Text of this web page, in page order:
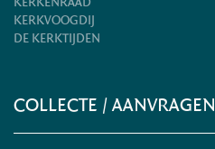
KERKVOOGDIJ
DE KERKTIJDEN
COLLECTE / AANVRAGEN